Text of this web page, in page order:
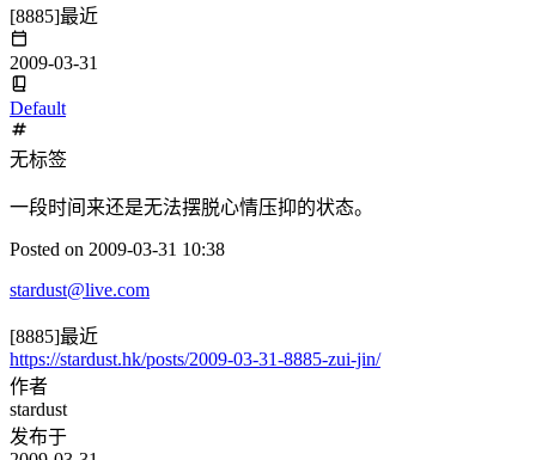
[8885]最近
2009-03-31
Default
无标签
一段时间来还是无法摆脱心情压抑的状态。
Posted on 2009-03-31 10:38
stardust@live.com
[8885]最近
https://stardust.hk/posts/2009-03-31-8885-zui-jin/
作者
stardust
发布于